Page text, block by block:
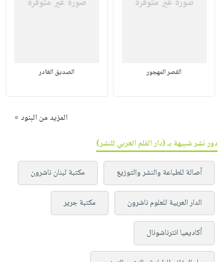
القصر المهجور الصديق الغادر
المزيد من البنود »
دور نشر شبيهة بـ (دار القلم العربي للنشر)
أصالة للطباعة والنشر والتوزيع مكتبة لبنان ناشرون
الدار العربية للعلوم ناشرون مكتبة جرير
أكاديميا انترناشونال